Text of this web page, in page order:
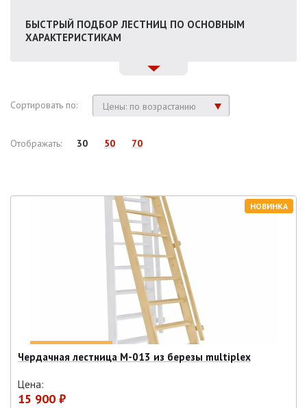
БЫСТРЫЙ ПОДБОР ЛЕСТНИЦ ПО ОСНОВНЫМ
ХАРАКТЕРИСТИКАМ
Сортировать по: Цены: по возрастанию
Отображать: 30 50 70
НОВИНКА
Чердачная лестница М-013 из березы multiplex
Цена:
15 900 ₽